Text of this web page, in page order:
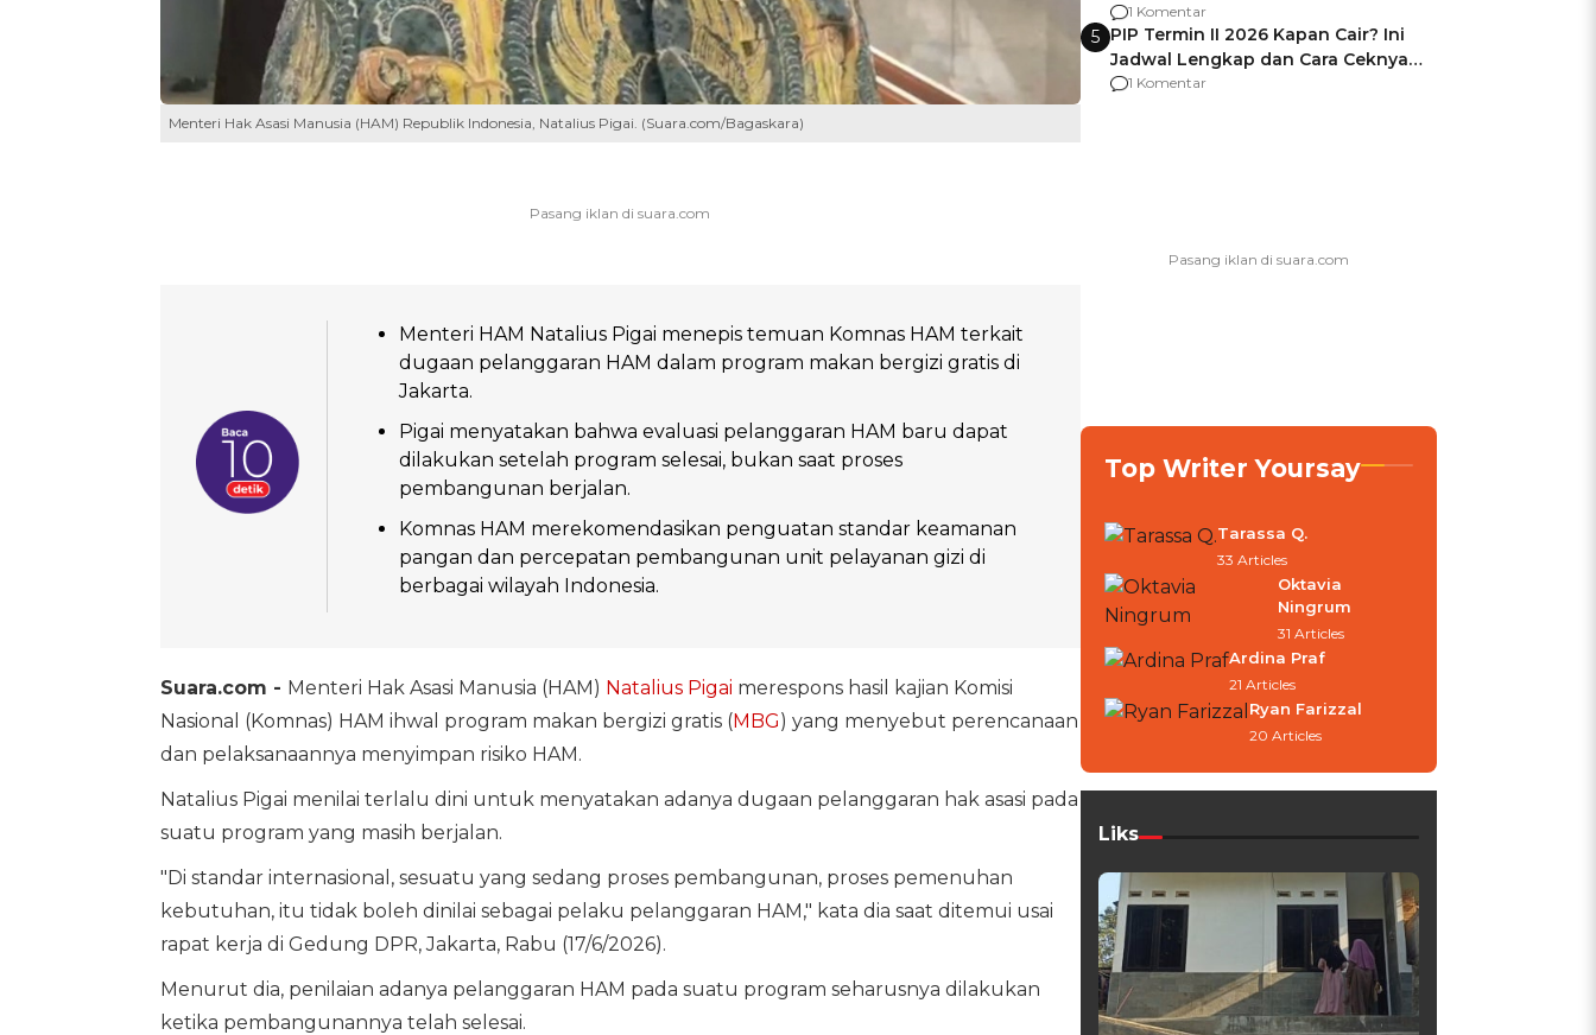
Menteri Hak Asasi Manusia (HAM) Republik Indonesia, Natalius Pigai. (Suara.com/Bagaskara)
Menteri HAM Natalius Pigai menepis temuan Komnas HAM terkait
dugaan pelanggaran HAM dalam program makan bergizi gratis di
Jakarta.
Pigai menyatakan bahwa evaluasi pelanggaran HAM baru dapat
dilakukan setelah program selesai, bukan saat proses
pembangunan berjalan.
Komnas HAM merekomendasikan penguatan standar keamanan
pangan dan percepatan pembangunan unit pelayanan gizi di
berbagai wilayah Indonesia.
Suara.com - Menteri Hak Asasi Manusia (HAM) Natalius Pigai merespons hasil kajian Komisi
Nasional (Komnas) HAM ihwal program makan bergizi gratis (MBG) yang menyebut perencanaan
dan pelaksanaannya menyimpan risiko HAM.
Natalius Pigai menilai terlalu dini untuk menyatakan adanya dugaan pelanggaran hak asasi pada
suatu program yang masih berjalan.
"Di standar internasional, sesuatu yang sedang proses pembangunan, proses pemenuhan
kebutuhan, itu tidak boleh dinilai sebagai pelaku pelanggaran HAM," kata dia saat ditemui usai
rapat kerja di Gedung DPR, Jakarta, Rabu (17/6/2026).
Menurut dia, penilaian adanya pelanggaran HAM pada suatu program seharusnya dilakukan
ketika pembangunannya telah selesai.
Usai Jadi Brigjen
1 Komentar
5 PIP Termin II 2026 Kapan Cair? Ini
Jadwal Lengkap dan Cara Ceknya
agar Dana Tidak Hangus!
1 Komentar
Top Writer Yoursay
Tarassa Q.
33 Articles
Oktavia
Ningrum
31 Articles
Ardina Praf
21 Articles
Ryan Farizzal
20 Articles
Liks